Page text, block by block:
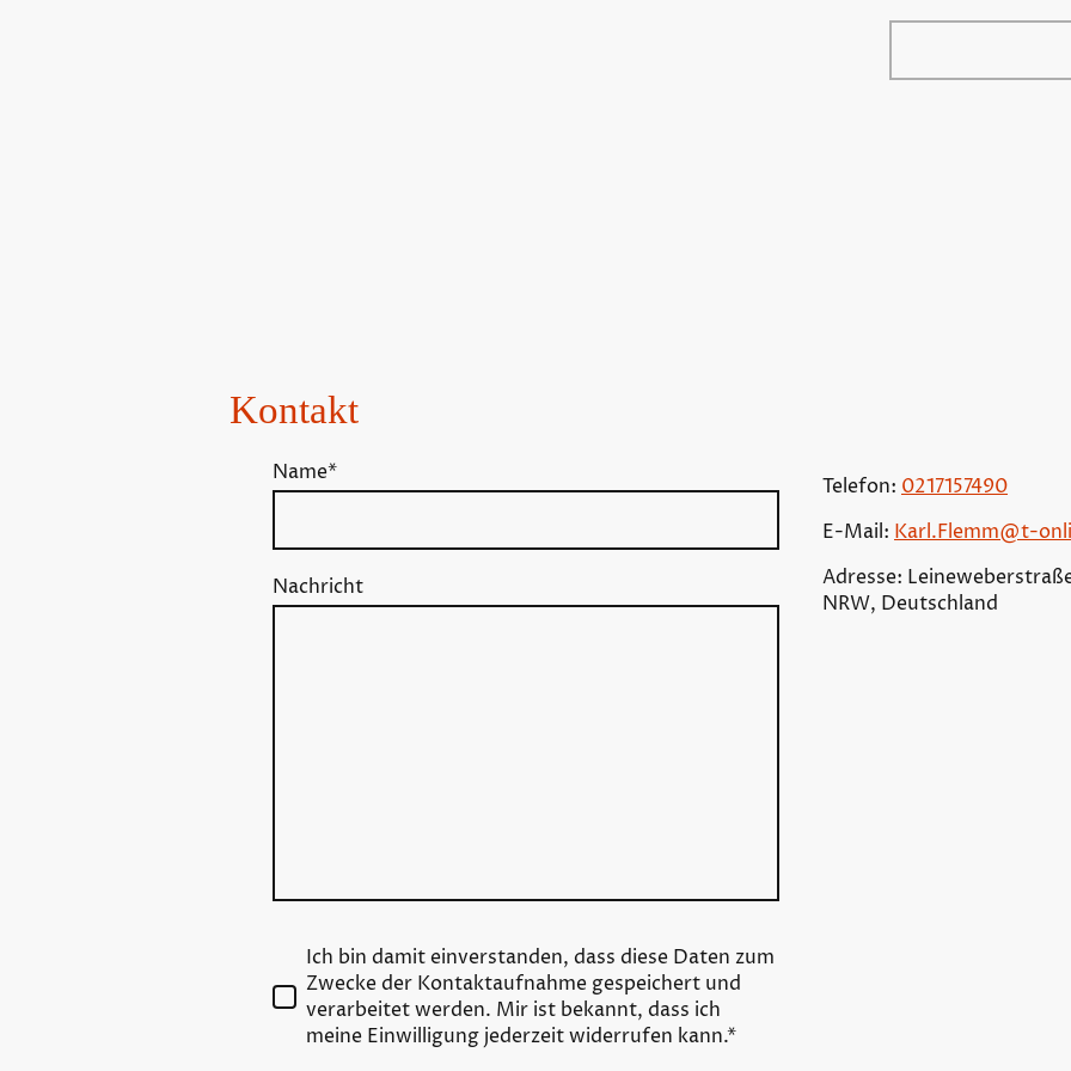
Kontakt
Name*
Nachricht
Ich bin damit einverstanden, dass diese Daten zum
Zwecke der Kontaktaufnahme gespeichert und
verarbeitet werden. Mir ist bekannt, dass ich
meine Einwilligung jederzeit widerrufen kann.*
Telefon: 0217157490
E-Mail: Karl.Flemm@t-
Adresse:
NRW, Deutschland